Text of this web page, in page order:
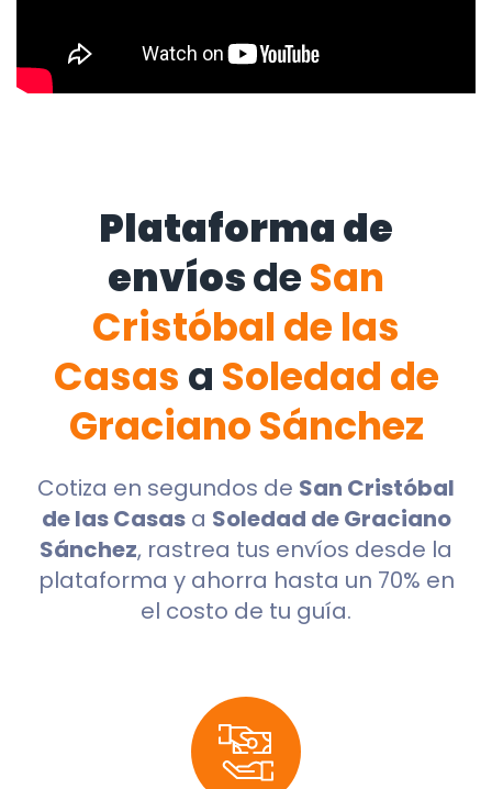
Plataforma de
envíosdeSan
Cristóbal de las
Casas a Soledad de
Graciano Sánchez
Cotiza en segundos de San Cristóbal
de las Casasa Soledad de Graciano
Sánchez, rastrea tus envíos desde la
plataforma y ahorra hasta un 70% en
el costo de tu guía.